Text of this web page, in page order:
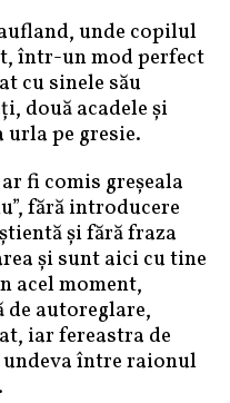
unde copilul
într-un mod perfect
cu sinele său
două acadele și
pe gresie.
fi comis greșeala
fără introducere
și fără fraza
și sunt aici cu tine
acel moment,
autoreglare,
iar fereastra de
între raionul